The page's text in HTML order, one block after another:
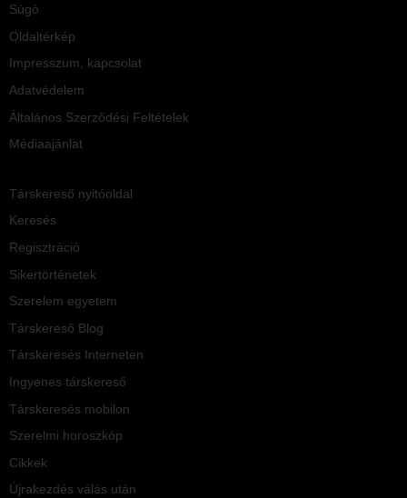
Súgó
Oldaltérkép
Impresszum, kapcsolat
Adatvédelem
Általános Szerződési Feltételek
Médiaajánlat
Társkereső nyitóoldal
Keresés
Regisztráció
Sikertörténetek
Szerelem egyetem
Társkereső Blog
Társkeresés Interneten
Ingyenes társkereső
Társkeresés mobilon
Szerelmi horoszkóp
Cikkek
Újrakezdés válás után